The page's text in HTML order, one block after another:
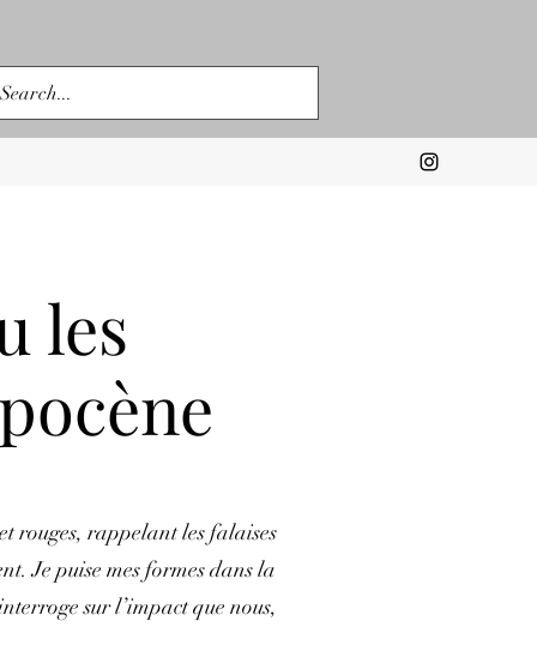
rouges, rappelant les falaises
Je puise mes formes dans la
sur l’impact que nous,
les